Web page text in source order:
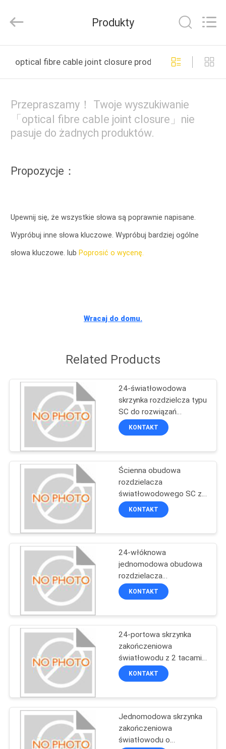
NAS
WYCIECZKA
KONTROLA
JAKOŚCI
AKTUALNOŚCI
WSZYSTKIE
PRZYPADKI
SITEMAP
PRIVACY
POLICY
Management
Services
Rights
Produkty
optical fibre cable joint closure produkcja online
Przepraszamy！ Twoje wyszukiwanie
「optical fibre cable joint closure」nie
pasuje do żadnych produktów.
Propozycje：
Upewnij się, że wszystkie słowa są poprawnie napisane.
Wypróbuj inne słowa kluczowe. Wypróbuj bardziej ogólne
słowa kluczowe. lub Poprosić o wycenę.
Wracaj do domu.
Related Products
24-światłowodowa
skrzynka rozdzielcza typu
SC do rozwiązań
sieciowych
KONTAKT
Ścienna obudowa
rozdzielacza
światłowodowego SC z
dolnym wejściem
kablowym
KONTAKT
24-włóknowa
jednomodowa obudowa
rozdzielacza
światłowodowego do
pracy w sieci
KONTAKT
24-portowa skrzynka
zakończeniowa
światłowodu z 2 tacami
spawów i maks. 24
Adaptery
KONTAKT
Jednomodowa skrzynka
zakończeniowa
światłowodu o